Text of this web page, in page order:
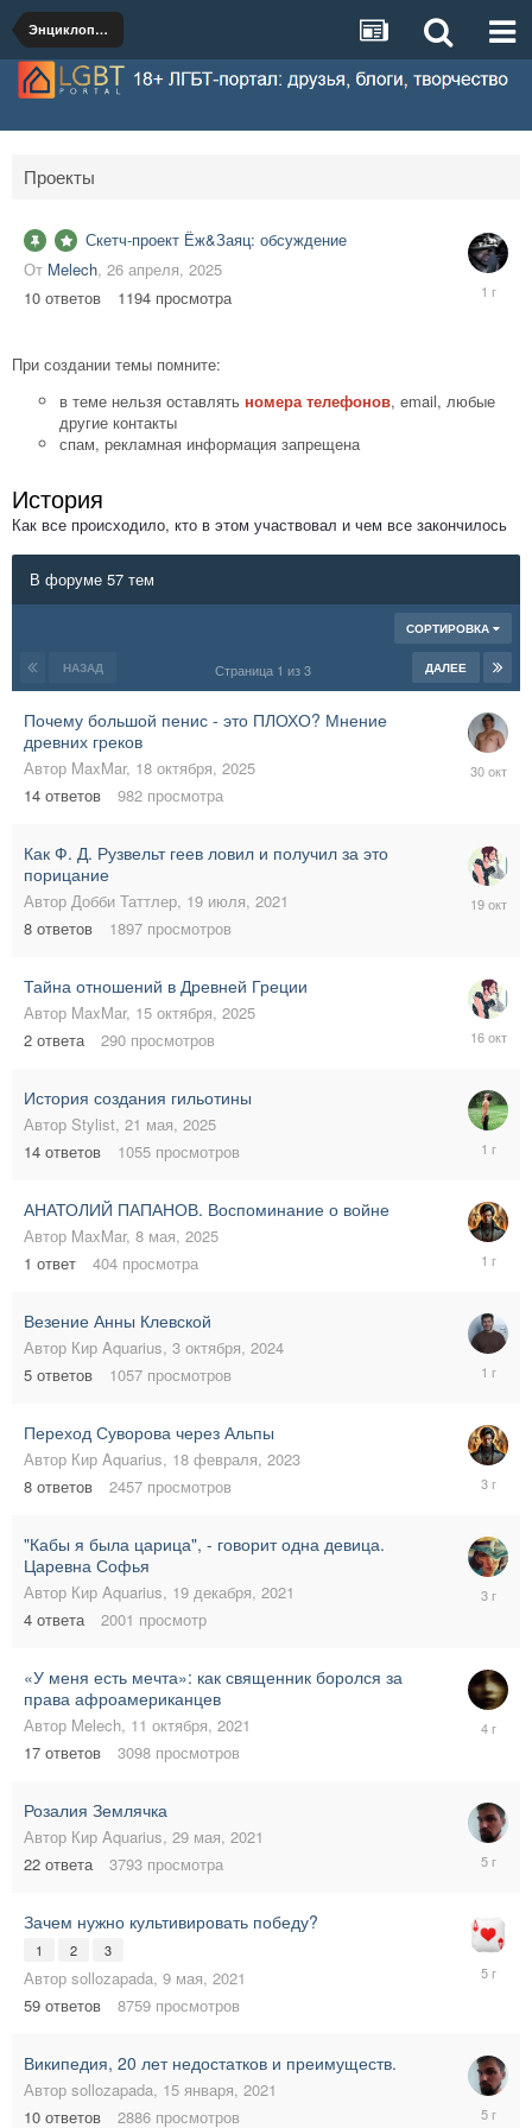
Энциклопедия
Проекты
Скетч-проект Ёж&Заяц: обсуждение
От Melech, 26 апреля, 2025
10 ответов 1194 просмотра
30
апреля,
При создании темы помните:
в теме нельзя оставлять номера телефонов, email, любые
другие контакты
спам, рекламная информация запрещена
История
Как все происходило, кто в этом участвовал и чем все закончилось
В форуме 57 тем
СОРТИРОВКА
НАЗАД ДАЛЕЕ
Страница 1 из 3
Почему большой пенис - это ПЛОХО? Мнение
древних греков
Автор MaxMar, 18 октября, 2025
14 ответов 982 просмотра
30
октября,
Как Ф. Д. Рузвельт геев ловил и получил за это
порицание
Автор Добби Таттлер, 19 июля, 2021
8 ответов 1897 просмотров
19
октября,
Тайна отношений в Древней Греции
Автор MaxMar, 15 октября, 2025
2 ответа 290 просмотров
16
октября,
История создания гильотины
Автор Stylist, 21 мая, 2025
14 ответов 1055 просмотров
23
мая,
АНАТОЛИЙ ПАПАНОВ. Воспоминание о войне
Автор MaxMar, 8 мая, 2025
1 ответ 404 просмотра
мая,
Везение Анны Клевской
Автор Кир Aquarius, 3 октября, 2024
5 ответов 1057 просмотров
15
октября,
Переход Суворова через Альпы
Автор Кир Aquarius, 18 февраля, 2023
8 ответов 2457 просмотров
19
"Кабы я была царица", - говорит одна девица.
Царевна Софья
Автор Кир Aquarius, 19 декабря, 2021
4 ответа 2001 просмотр
24
августа,
«У меня есть мечта»: как священник боролся за
права афроамериканцев
Автор Melech, 11 октября, 2021
17 ответов 3098 просмотров
октября,
Розалия Землячка
Автор Кир Aquarius, 29 мая, 2021
22 ответа 3793 просмотра
июня,
Зачем нужно культивировать победу?
1 2 3
Автор sollozapada, 9 мая, 2021
59 ответов 8759 просмотров
15
мая,
Википедия, 20 лет недостатков и преимуществ.
Автор sollozapada, 15 января, 2021
10 ответов 2886 просмотров
16